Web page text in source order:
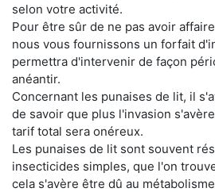
selon votre activité.
Pour être sûr de ne pas avoir
nous vous fournissons un forfait
permettra d'intervenir de façon
anéantir.
Concernant les punaises de lit, il
de savoir que plus l'invasion
tarif total sera onéreux.
Les punaises de lit sont souvent
insecticides simples, que l'on
cela s'avère être dû au